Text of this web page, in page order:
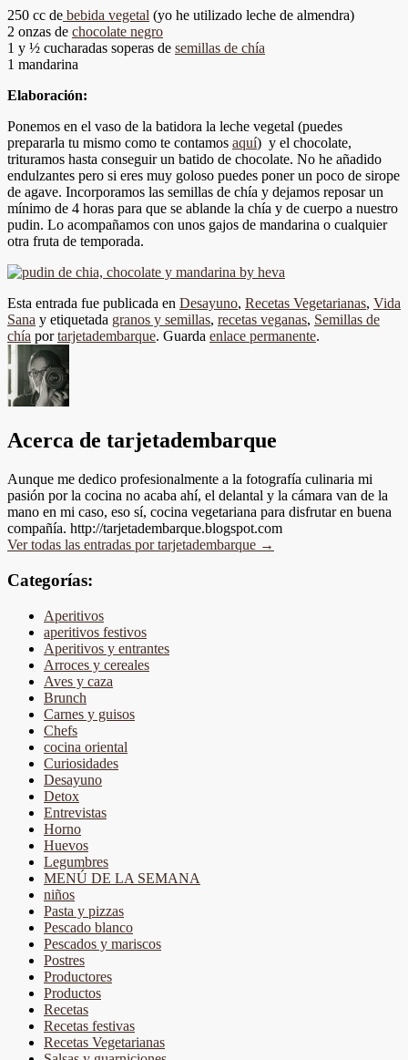
250 cc de bebida vegetal (yo he utilizado leche de almendra)
2 onzas de chocolate negro
1 y ½ cucharadas soperas de semillas de chía
1 mandarina
Elaboración:
Ponemos en el vaso de la batidora la leche vegetal (puedes
prepararla tu mismo como te contamos aquí) y el chocolate,
trituramos hasta conseguir un batido de chocolate. No he añadido
endulzantes pero si eres muy goloso puedes poner un poco de sirope
de agave. Incorporamos las semillas de chía y dejamos reposar un
mínimo de 4 horas para que se ablande la chía y de cuerpo a nuestro
pudin. Lo acompañamos con unos gajos de mandarina o cualquier
otra fruta de temporada.
Esta entrada fue publicada en Desayuno, Recetas Vegetarianas, Vida
Sana y etiquetada granos y semillas, recetas veganas, Semillas de
chía portarjetadembarque. Guarda enlace permanente.
Acerca de tarjetadembarque
Aunque me dedico profesionalmente a la fotografía culinaria mi
pasión por la cocina no acaba ahí, el delantal y la cámara van de la
mano en mi caso, eso sí, cocina vegetariana para disfrutar en buena
compañía. http://tarjetadembarque.blogspot.com
Ver todas las entradas por tarjetadembarque →
Categorías:
Aperitivos
aperitivos festivos
Aperitivos y entrantes
Arroces y cereales
Aves y caza
Brunch
Carnes y guisos
Chefs
cocina oriental
Curiosidades
Desayuno
Detox
Entrevistas
Horno
Huevos
Legumbres
MENÚ DE LA SEMANA
niños
Pasta y pizzas
Pescado blanco
Pescados y mariscos
Postres
Productores
Productos
Recetas
Recetas festivas
Recetas Vegetarianas